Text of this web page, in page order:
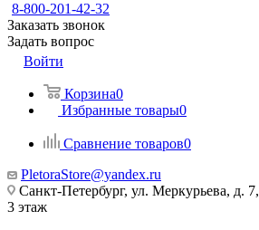
8-800-201-42-32
Заказать звонок
Задать вопрос
Войти
Корзина0
Избранные товары0
Сравнение товаров0
PletoraStore@yandex.ru
Санкт-Петербург, ул. Меркурьева, д. 7,
3 этаж